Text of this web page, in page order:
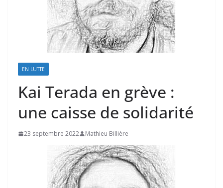
EN LUTTE
Kai Terada en grève :
une caisse de solidarité
23 septembre 2022 Mathieu Billière